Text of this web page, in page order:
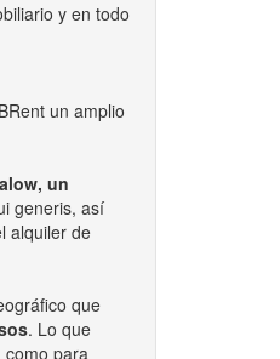
y en todo
un amplio
un
generis, así
alquiler de
que
. Lo que
para